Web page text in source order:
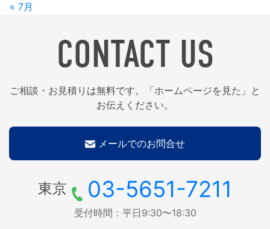
« 7月
CONTACT US
ご相談・お見積りは無料です。「ホームページを見た」と
お伝えください。
メールでのお問合せ
東京 03-5651-7211
受付時間：平日9:30〜18:30